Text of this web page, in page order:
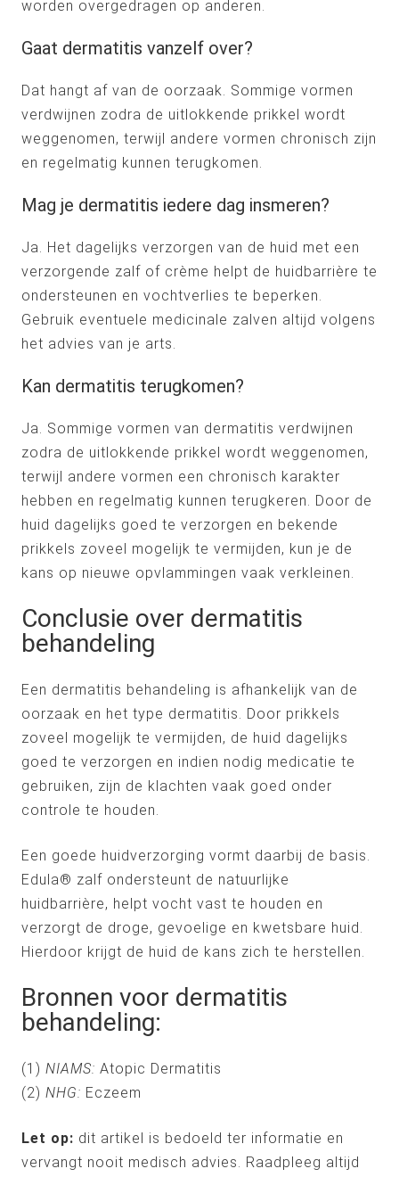
worden overgedragen op anderen.
Gaat dermatitis vanzelf over?
Dat hangt af van de oorzaak. Sommige vormen
verdwijnen zodra de uitlokkende prikkel wordt
weggenomen, terwijl andere vormen chronisch zijn
en regelmatig kunnen terugkomen.
Mag je dermatitis iedere dag insmeren?
Ja. Het dagelijks verzorgen van de huid met een
verzorgende zalf of crème helpt de huidbarrière te
ondersteunen en vochtverlies te beperken.
Gebruik eventuele medicinale zalven altijd volgens
het advies van je arts.
Kan dermatitis terugkomen?
Ja. Sommige vormen van dermatitis verdwijnen
zodra de uitlokkende prikkel wordt weggenomen,
terwijl andere vormen een chronisch karakter
hebben en regelmatig kunnen terugkeren. Door de
huid dagelijks goed te verzorgen en bekende
prikkels zoveel mogelijk te vermijden, kun je de
kans op nieuwe opvlammingen vaak verkleinen.
Conclusie over dermatitis
behandeling
Een dermatitis behandeling is afhankelijk van de
oorzaak en het type dermatitis. Door prikkels
zoveel mogelijk te vermijden, de huid dagelijks
goed te verzorgen en indien nodig medicatie te
gebruiken, zijn de klachten vaak goed onder
controle te houden.
Een goede huidverzorging vormt daarbij de basis.
Edula® zalf ondersteunt de natuurlijke
huidbarrière, helpt vocht vast te houden en
verzorgt de droge, gevoelige en kwetsbare huid.
Hierdoor krijgt de huid de kans zich te herstellen.
Bronnen voor dermatitis
behandeling:
(1) NIAMS: Atopic Dermatitis
(2) NHG: Eczeem
Let op: dit artikel is bedoeld ter informatie en
vervangt nooit medisch advies. Raadpleeg altijd